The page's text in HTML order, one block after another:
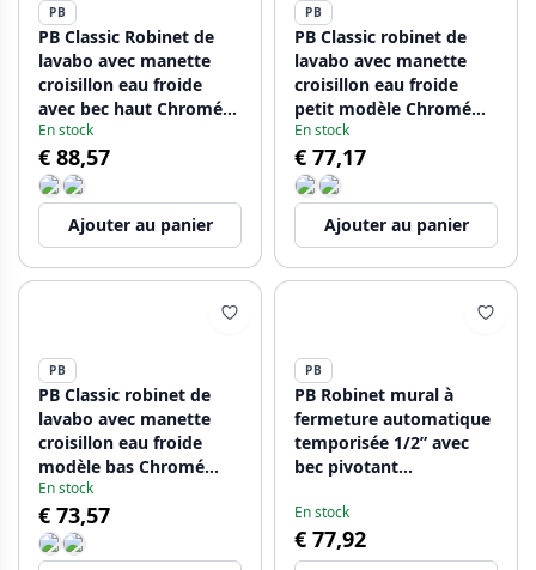
PB
PB Classic Robinet de
lavabo avec manette
croisillon eau froide
avec bec haut Chromé
1208855652
En stock
€ 88,57
Ajouter au panier
PB
PB Classic robinet de
lavabo avec manette
croisillon eau froide
petit modèle Chromé
1208855682
En stock
€ 77,17
Ajouter au panier
PB
PB Classic robinet de
lavabo avec manette
croisillon eau froide
modèle bas Chromé
1208956901
En stock
€ 73,57
PB
PB Robinet mural à
fermeture automatique
temporisée 1/2” avec
bec pivotant
En stock
€ 77,92